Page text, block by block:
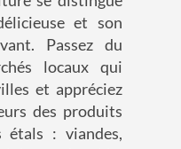
et son
Passez du
locaux qui
et appréciez
des produits
étals : viandes,